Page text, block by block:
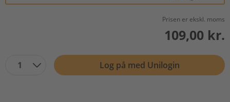
Prisen er ekskl. moms
109,00 kr.
1 Log på med Unilogin